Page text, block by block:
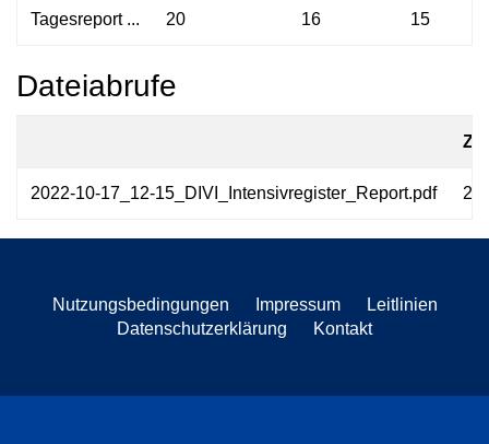
Tagesreport ... 20 16 15
Dateiabrufe
2022-10-17_12-15_DIVI_Intensivregister_Report.pdf
Nutzungsbedingungen Impressum
Leitlinien
Datenschutzerklärung
Kontakt